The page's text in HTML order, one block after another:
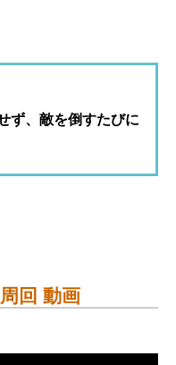
ず、敵を倒すたびに
回 動画